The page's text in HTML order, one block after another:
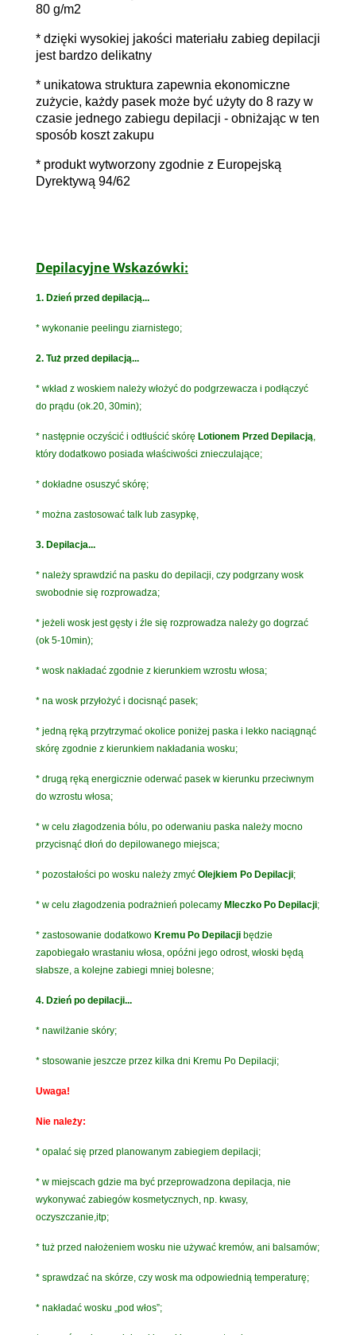
80 g/m2
* dzięki wysokiej jakości materiału zabieg depilacji
jest bardzo delikatny
* unikatowa struktura zapewnia ekonomiczne
zużycie, każdy pasek może być użyty do 8 razy w
czasie jednego zabiegu depilacji - obniżając w ten
sposób koszt zakupu
* produkt wytworzony zgodnie z Europejską
Dyrektywą 94/62
Depilacyjne Wskazówki:
1. Dzień przed depilacją...
* wykonanie peelingu ziarnistego;
2. Tuż przed depilacją...
* wkład z woskiem należy włożyć do podgrzewacza i podłączyć
do prądu (ok.20, 30min);
* następnie oczyścić i odtłuścić skórę Lotionem Przed Depilacją,
który dodatkowo posiada właściwości znieczulające;
* dokładne osuszyć skórę;
* można zastosować talk lub zasypkę,
3. Depilacja...
* należy sprawdzić na pasku do depilacji, czy podgrzany wosk
swobodnie się rozprowadza;
* jeżeli wosk jest gęsty i źle się rozprowadza należy go dogrzać
(ok 5-10min);
* wosk nakładać zgodnie z kierunkiem wzrostu włosa;
* na wosk przyłożyć i docisnąć pasek;
* jedną ręką przytrzymać okolice poniżej paska i lekko naciągnąć
skórę zgodnie z kierunkiem nakładania wosku;
* drugą ręką energicznie oderwać pasek w kierunku przeciwnym
do wzrostu włosa;
* w celu złagodzenia bólu, po oderwaniu paska należy mocno
przycisnąć dłoń do depilowanego miejsca;
* pozostałości po wosku należy zmyć Olejkiem Po Depilacji;
* w celu złagodzenia podrażnień polecamy Mleczko Po Depilacji;
* zastosowanie dodatkowo Kremu Po Depilacji będzie
zapobiegało wrastaniu włosa, opóźni jego odrost, włoski będą
słabsze, a kolejne zabiegi mniej bolesne;
4. Dzień po depilacji...
* nawilżanie skóry;
* stosowanie jeszcze przez kilka dni Kremu Po Depilacji;
Uwaga!
Nie należy:
* opalać się przed planowanym zabiegiem depilacji;
* w miejscach gdzie ma być przeprowadzona depilacja, nie
wykonywać zabiegów kosmetycznych, np. kwasy,
oczyszczanie,itp;
* tuż przed nałożeniem wosku nie używać kremów, ani balsamów;
* sprawdzać na skórze, czy wosk ma odpowiednią temperaturę;
* nakładać wosku „pod włos”;